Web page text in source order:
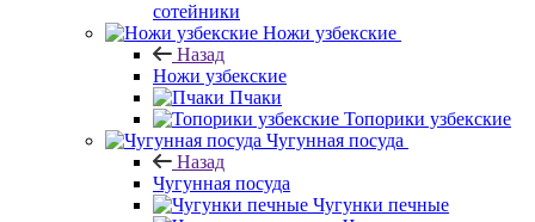
сотейники
Ножи узбекские
Назад
Ножи узбекские
Пчаки
Топорики узбекские
Чугунная посуда
Назад
Чугунная посуда
Чугунки печные